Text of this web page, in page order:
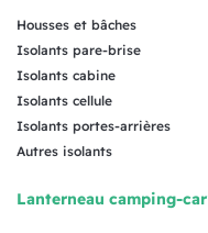
Housses et bâches
Isolants pare-brise
Isolants cabine
Isolants cellule
Isolants portes-arrières
Autres isolants
Lanterneau camping-car